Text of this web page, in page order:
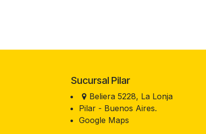
Sucursal Pilar
Beliera 5228, La Lonja
Pilar - Buenos Aires.
Google Maps